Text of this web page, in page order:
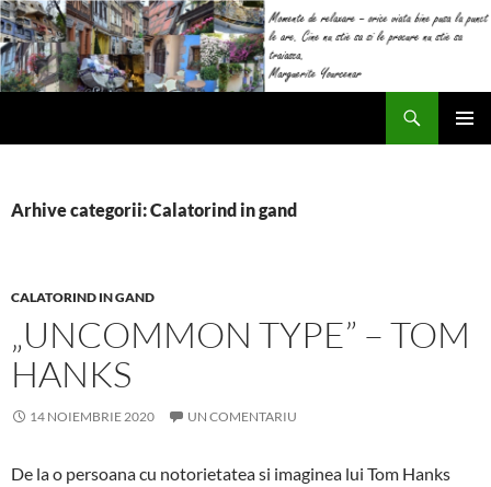
Sari
la
conținut
Arhive categorii: Calatorind in gand
CALATORIND IN GAND
„UNCOMMON TYPE” – TOM
HANKS
14 NOIEMBRIE 2020 UN COMENTARIU
De la o persoana cu notorietatea si imaginea lui Tom Hanks